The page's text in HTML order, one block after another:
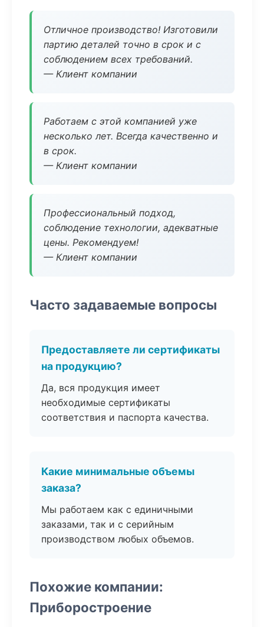
Отличное производство! Изготовили
партию деталей точно в срок и с
соблюдением всех требований.
— Клиент компании
Работаем с этой компанией уже
несколько лет. Всегда качественно и
в срок.
— Клиент компании
Профессиональный подход,
соблюдение технологии, адекватные
цены. Рекомендуем!
— Клиент компании
Часто задаваемые вопросы
Предоставляете ли сертификаты
на продукцию?
Да, вся продукция имеет
необходимые сертификаты
соответствия и паспорта качества.
Какие минимальные объемы
заказа?
Мы работаем как с единичными
заказами, так и с серийным
производством любых объемов.
Похожие компании:
Приборостроение